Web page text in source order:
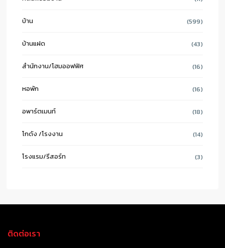
บ้าน (599)
บ้านแฝด (43)
สำนักงาน/โฮมออฟฟิศ (16)
หอพัก (16)
อพาร์ตเมนท์ (18)
โกดัง /โรงงาน (14)
โรงแรม/รีสอร์ท (3)
ติดต่อเรา